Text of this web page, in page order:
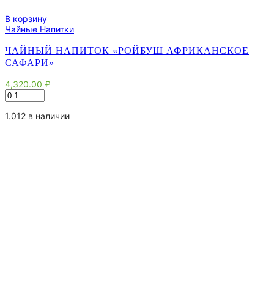
В корзину
Чайные Напитки
ЧАЙНЫЙ НАПИТОК «РОЙБУШ АФРИКАНСКОЕ
САФАРИ»
4,320.00 ₽
Количество
товара
Чайный
1.012 в наличии